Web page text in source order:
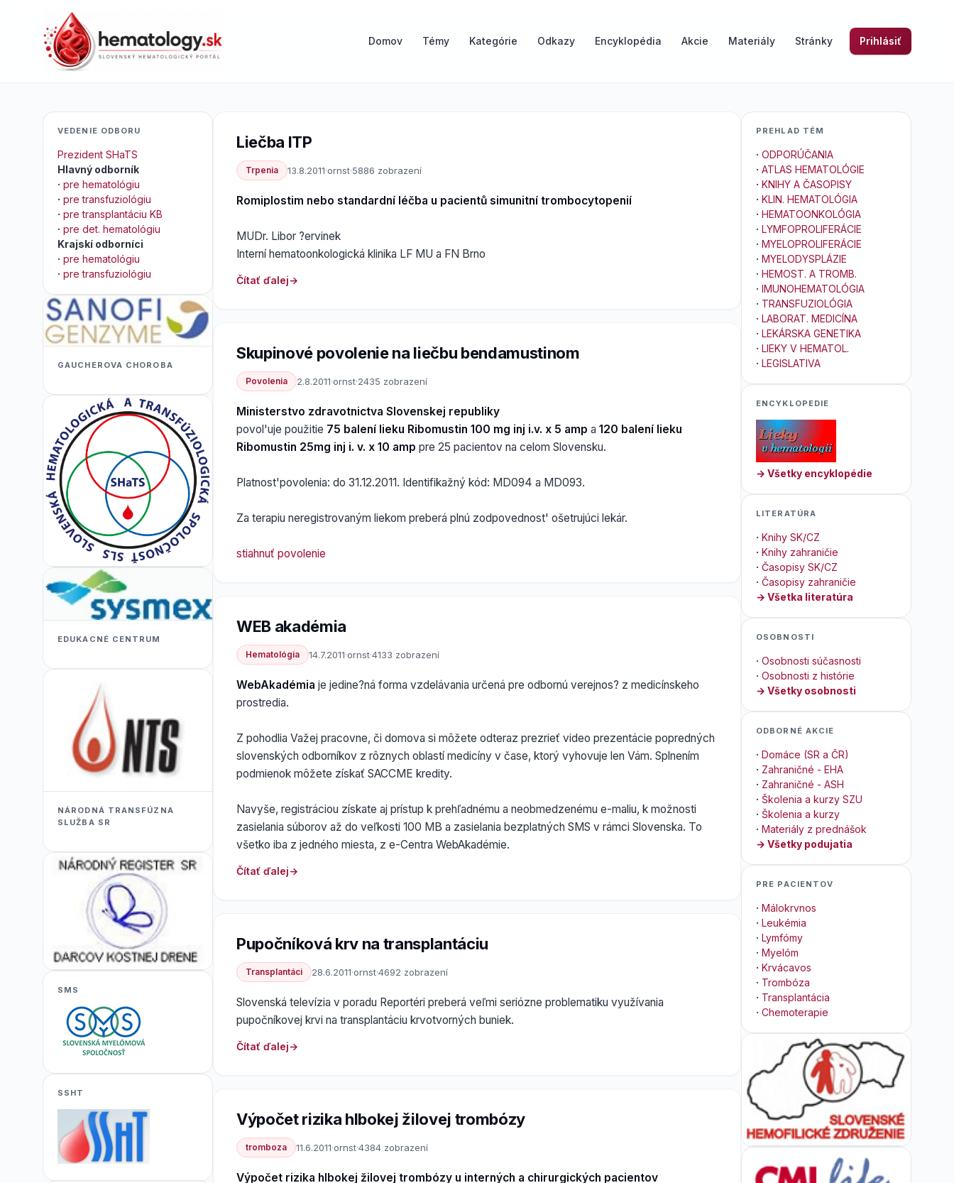
Domov Témy Kategórie Odkazy Encyklopédia Akcie Materiály Stránky Prihlásiť
Liečba ITP
Trpenia 13.8.2011·ornst·5886 zobrazení
Romiplostim nebo standardní léčba u pacientů simunitní trombocytopenií
MUDr. Libor ?ervinek
Interní hematoonkologická klinika LF MU a FN Brno
Čítať ďalej
Skupinové povolenie na liečbu bendamustinom
Povolenia 2.8.2011·ornst·2435 zobrazení
Ministerstvo zdravotnictva Slovenskej republiky
povol'uje použitie 75 balení lieku Ribomustin 100 mg inj i.v. x 5 amp a 120 balení lieku
Ribomustin 25mg inj i. v. x 10 amp pre 25 pacientov na celom Slovensku.
Platnost'povolenia: do 31.12.2011. Identifikažný kód: MD094 a MD093.
Za terapiu neregistrovaným liekom preberá plnú zodpovednost' ošetrujúci lekár.
stiahnuť povolenie
WEB akadémia
Hematológia 14.7.2011·ornst·4133 zobrazení
WebAkadémia je jedine?ná forma vzdelávania určená pre odbornú verejnos? z medicínskeho
prostredia.
Z pohodlia Važej pracovne, či domova si môžete odteraz prezrieť video prezentácie popredných
slovenských odborníkov z rôznych oblastí medicíny v čase, ktorý vyhovuje len Vám. Splnením
podmienok môžete získať SACCME kredity.
Navyše, registráciou získate aj prístup k prehľadnému a neobmedzenému e-maliu, k možnosti
zasielania súborov až do veľkosti 100 MB a zasielania bezplatných SMS v rámci Slovenska. To
všetko iba z jedného miesta, z e-Centra WebAkadémie.
Čítať ďalej
Pupočníková krv na transplantáciu
Transplantáci 28.6.2011·ornst·4692 zobrazení
Slovenská televízia v poradu Reportéri preberá veľmi seriózne problematiku využívania
pupočníkovej krvi na transplantáciu krvotvorných buniek.
Čítať ďalej
Výpočet rizika hlbokej žilovej trombózy
tromboza 11.6.2011·ornst·4384 zobrazení
Výpočet rizika hlbokej žilovej trombózy u interných a chirurgických pacientov
VEDENIE ODBORU
Prezident SHaTS
Hlavný odborník
· pre hematológiu
· pre transfuziológiu
· pre transplantáciu KB
· pre det. hematológiu
Krajskí odborníci
· pre hematológiu
· pre transfuziológiu
GAUCHEROVA CHOROBA
EDUKACNÉ CENTRUM
NÁRODNÁ TRANSFÚZNA
SLUŽBA SR
SMS
SSHT
PREHLAD TÉM
· ODPORÚČANIA
· ATLAS HEMATOLÓGIE
· KNIHY A ČASOPISY
· KLIN. HEMATOLÓGIA
· HEMATOONKOLÓGIA
· LYMFOPROLIFERÁCIE
· MYELOPROLIFERÁCIE
· MYELODYSPLÁZIE
· HEMOST. A TROMB.
· IMUNOHEMATOLÓGIA
· TRANSFUZIOLÓGIA
· LABORAT. MEDICÍNA
· LEKÁRSKA GENETIKA
· LIEKY V HEMATOL.
· LEGISLATIVA
ENCYKLOPEDIE
→ Všetky encyklopédie
LITERATÚRA
· Knihy SK/CZ
· Knihy zahraničie
· Časopisy SK/CZ
· Časopisy zahraničie
→ Všetka literatúra
OSOBNOSTI
· Osobnosti súčasnosti
· Osobnosti z histórie
→ Všetky osobnosti
ODBORNÉ AKCIE
· Domáce (SR a ČR)
· Zahraničné - EHA
· Zahraničné - ASH
· Školenia a kurzy SZU
· Školenia a kurzy
· Materiály z prednášok
→ Všetky podujatia
PRE PACIENTOV
· Málokrvnos
· Leukémia
· Lymfómy
· Myelóm
· Krvácavos
· Trombóza
· Transplantácia
· Chemoterapie